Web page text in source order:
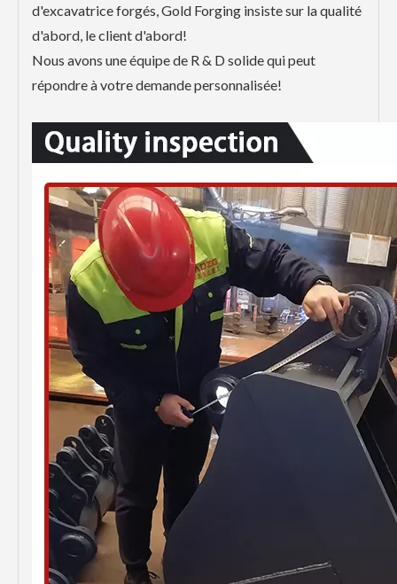
d'excavatrice forgés, Gold Forging insiste sur la qualité
d'abord, le client d'abord!
Nous avons une équipe de R & D solide qui peut
répondre à votre demande personnalisée!